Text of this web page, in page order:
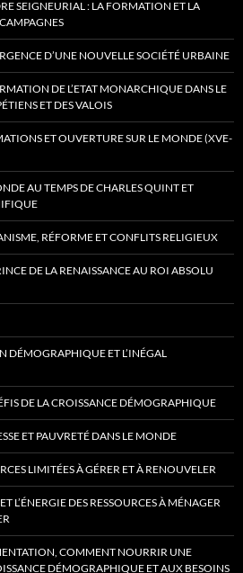
SEIGNEURIAL : LA FORMATION ET LA
D’UNE NOUVELLE SOCIÉTÉ URBAINE
DE L’ETAT MONARCHIQUE DANS LE
ET DES VALOIS
ET OUVERTURE SUR LE MONDE (XVE-
AU TEMPS DE CHARLES QUINT ET
RÉFORME ET CONFLITS RELIGIEUX
DE LA RENAISSANCE AU ROI ABSOLU
DÉMOGRAPHIQUE ET L’INÉGAL
DE LA CROISSANCE DÉMOGRAPHIQUE
ET PAUVRETÉ DANS LE MONDE
LIMITÉES À GÉRER ET À RENOUVELER
L’ÉNERGIE DES RESSOURCES À MÉNAGER
COMMENT NOURRIR UNE
DÉMOGRAPHIQUE ET AUX BESOINS